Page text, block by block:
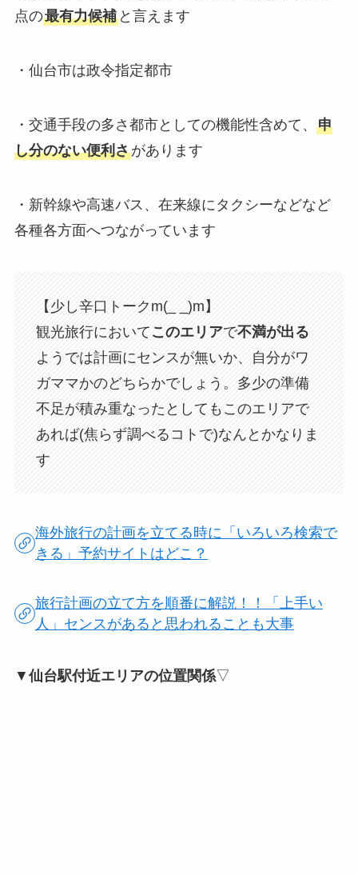
点の最有力候補と言えます
・仙台市は政令指定都市
・交通手段の多さ都市としての機能性含めて、 申
し分のない便利さがあります
・新幹線や高速バス、在来線にタクシーなどなど
各種各方面へつながっています
【少し辛口トークm(_ _)m】
観光旅行において このエリアで不満が出る
ようでは計画にセンスが無いか、自分がワ
ガママかのどちらかでしょう。多少の準備
不足が積み重なったとしてもこのエリアで
あれば(焦らず調べるコトで)なんとかなりま
す
海外旅行の計画を立てる時に「いろいろ検索で
きる」予約サイトはどこ？
旅行計画の立て方を順番に解説！！「上手い
人」センスがあると思われることも大事
▼ 仙台駅付近エリアの位置関係▽